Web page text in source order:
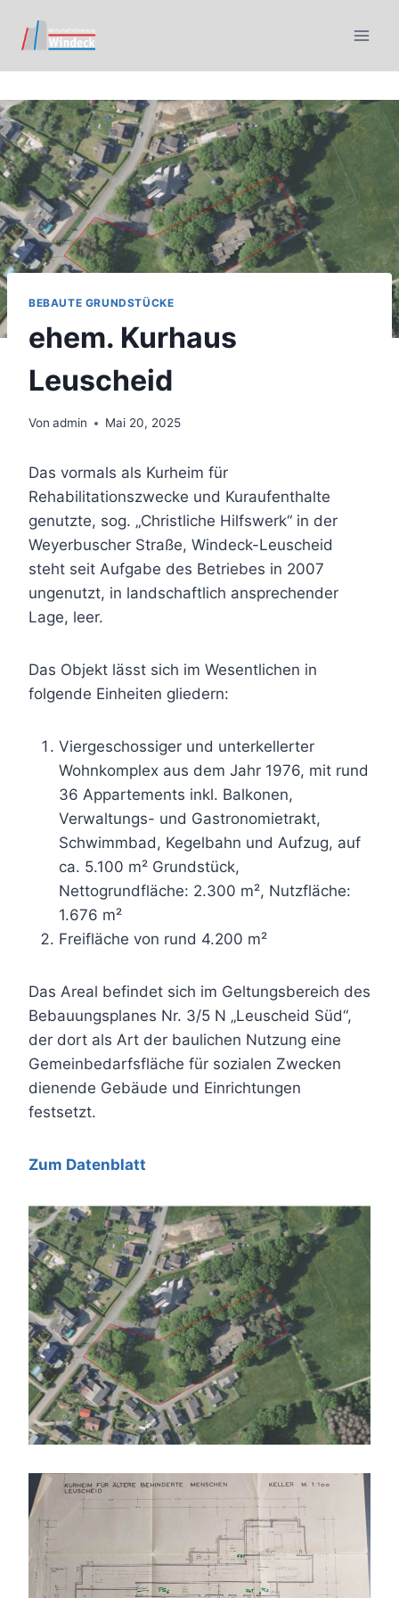
BEBAUTE GRUNDSTÜCKE
ehem. Kurhaus
Leuscheid
Von admin Mai 20, 2025
Das vormals als Kurheim für
Rehabilitationszwecke und Kuraufenthalte
genutzte, sog. „Christliche Hilfswerk“ in der
Weyerbuscher Straße, Windeck-Leuscheid
steht seit Aufgabe des Betriebes in 2007
ungenutzt, in landschaftlich ansprechender
Lage, leer.
Das Objekt lässt sich im Wesentlichen in
folgende Einheiten gliedern:
Viergeschossiger und unterkellerter
Wohnkomplex aus dem Jahr 1976, mit rund
36 Appartements inkl. Balkonen,
Verwaltungs- und Gastronomietrakt,
Schwimmbad, Kegelbahn und Aufzug, auf
ca. 5.100 m² Grundstück,
Nettogrundfläche: 2.300 m², Nutzfläche:
1.676 m²
Freifläche von rund 4.200 m²
Das Areal befindet sich im Geltungsbereich des
Bebauungsplanes Nr. 3/5 N „Leuscheid Süd“,
der dort als Art der baulichen Nutzung eine
Gemeinbedarfsfläche für sozialen Zwecken
dienende Gebäude und Einrichtungen
festsetzt.
Zum Datenblatt